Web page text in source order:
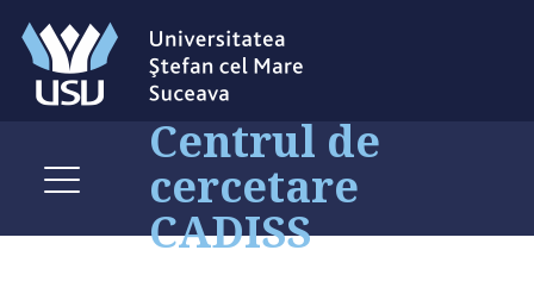
Centrul de
cercetare
CADISS